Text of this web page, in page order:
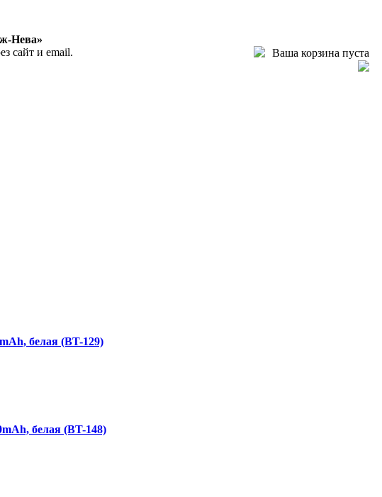
Нева»
сайт и email.
Ваша корзина пуста
белая (BT-129)
белая (BT-148)